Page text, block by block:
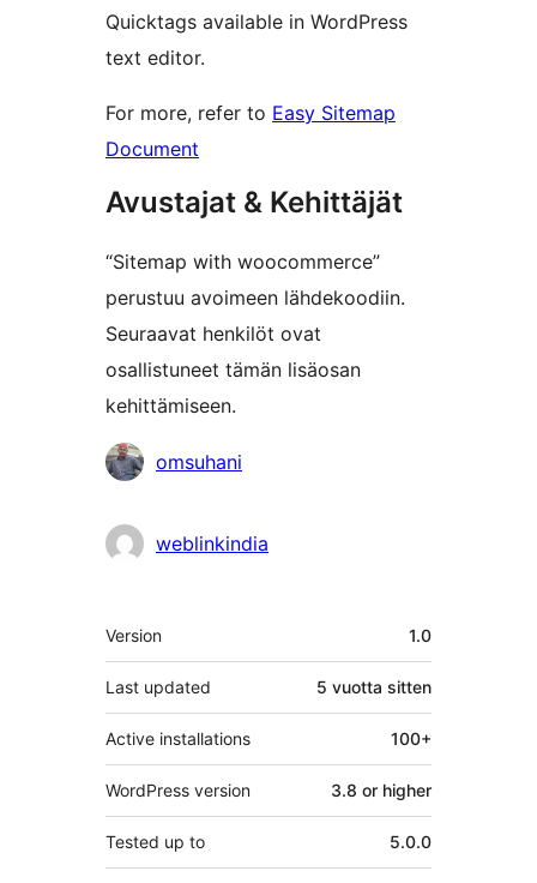
Quicktags available in WordPress
text editor.
For more, refer to Easy Sitemap
Document
Avustajat & Kehittäjät
“Sitemap with woocommerce”
perustuu avoimeen lähdekoodiin.
Seuraavat henkilöt ovat
osallistuneet tämän lisäosan
kehittämiseen.
Avustajatomsuhani
weblinkindia
Metatiedot
Version 1.0
Last updated 5 vuotta sitten
Active installations 100+
WordPress version 3.8 or higher
Tested up to 5.0.0